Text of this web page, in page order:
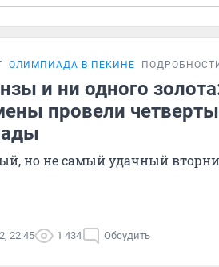
ОЛИМПИАДА В ПЕКИНЕ
и ни одного
провели
но не самый удачный
22:45 1 434 Обсудить